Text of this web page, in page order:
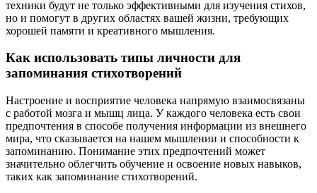
техники будут не только эффективными для изучения стихов,
но и помогут в других областях вашей жизни, требующих
хорошей памяти и креативного мышления.
Как использовать типы личности для
запоминания стихотворений
Настроение и восприятие человека напрямую взаимосвязаны
с работой мозга и мышц лица. У каждого человека есть свои
предпочтения в способе получения информации из внешнего
мира, что сказывается на нашем мышлении и способности к
запоминанию. Понимание этих предпочтений может
значительно облегчить обучение и освоение новых навыков,
таких как запоминание стихотворений.